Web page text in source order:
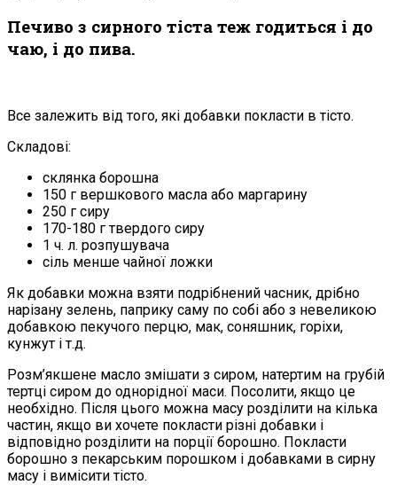
Печиво з сирного тіста теж годиться і до
чаю, і до пива.
Все залежить від того, які добавки покласти в тісто.
Складові:
склянка борошна
150 г вершкового масла або маргарину
250 г сиру
170-180 г твердого сиру
1 ч. л. розпушувача
сіль менше чайної ложки
Як добавки можна взяти подрібнений часник, дрібно
нарізану зелень, паприку саму по собі або з невеликою
добавкою пекучого перцю, мак, соняшник, горіхи,
кунжут і т.д.
Розм’якшене масло змішати з сиром, натертим на грубій
тертці сиром до однорідної маси. Посолити, якщо це
необхідно. Після цього можна масу розділити на кілька
частин, якщо ви хочете покласти різні добавки і
відповідно розділити на порції борошно. Покласти
борошно з пекарським порошком і добавками в сирну
масу і вимісити тісто.